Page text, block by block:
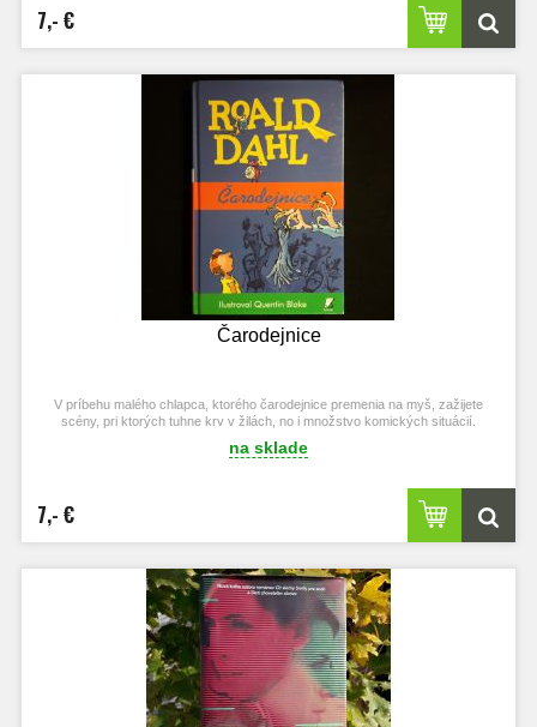
7,- €
Čarodejnice
V príbehu malého chlapca, ktorého čarodejnice premenia na myš, zažijete
scény, pri ktorých tuhne krv v žilách, no i množstvo komických situácií.
na sklade
7,- €